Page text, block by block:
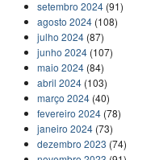
setembro 2024 (91)
agosto 2024 (108)
julho 2024 (87)
junho 2024 (107)
maio 2024 (84)
abril 2024 (103)
março 2024 (40)
fevereiro 2024 (78)
janeiro 2024 (73)
dezembro 2023 (74)